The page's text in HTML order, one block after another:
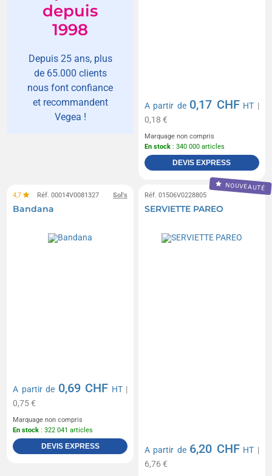
depuis
1998
Depuis 25 ans, plus
de 65.000 clients
nous font confiance
et recommandent
Vegea !
A partir de 0,17 CHF HT |
0,18 €
Marquage non compris
En stock : 340 000 articles
DEVIS EXPRESS
Sol's
4,7 Réf. 00014V0081327
Bandana
A partir de 0,69 CHF HT|
0,75 €
Marquage non compris
En stock : 322 041 articles
DEVIS EXPRESS
NOUVEAUTÉ
Réf. 01506V0228805
SERVIETTE PAREO
A partir de 6,20 CHF HT |
6,76 €